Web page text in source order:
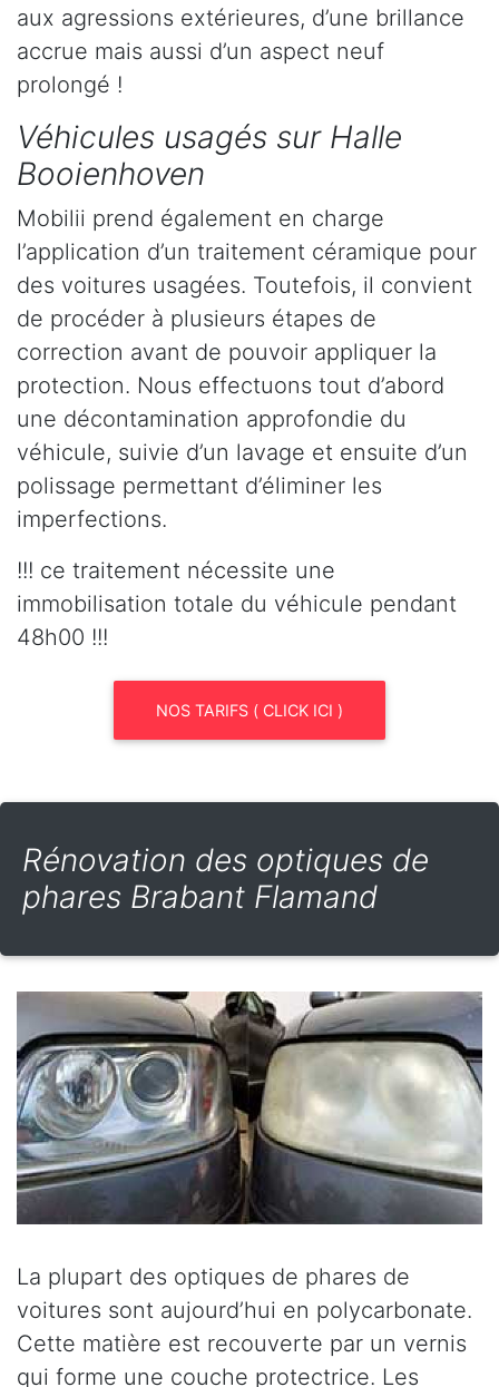
aux agressions extérieures, d’une brillance
accrue mais aussi d’un aspect neuf
prolongé !
Véhicules usagés sur Halle
Booienhoven
Mobilii prend également en charge
l’application d’un traitement céramique pour
des voitures usagées. Toutefois, il convient
de procéder à plusieurs étapes de
correction avant de pouvoir appliquer la
protection. Nous effectuons tout d’abord
une décontamination approfondie du
véhicule, suivie d’un lavage et ensuite d’un
polissage permettant d’éliminer les
imperfections.
!!! ce traitement nécessite une
immobilisation totale du véhicule pendant
48h00 !!!
NOS TARIFS ( CLICK ICI )
Rénovation des optiques de
phares Brabant Flamand
La plupart des optiques de phares de
voitures sont aujourd’hui en polycarbonate.
Cette matière est recouverte par un vernis
qui forme une couche protectrice. Les